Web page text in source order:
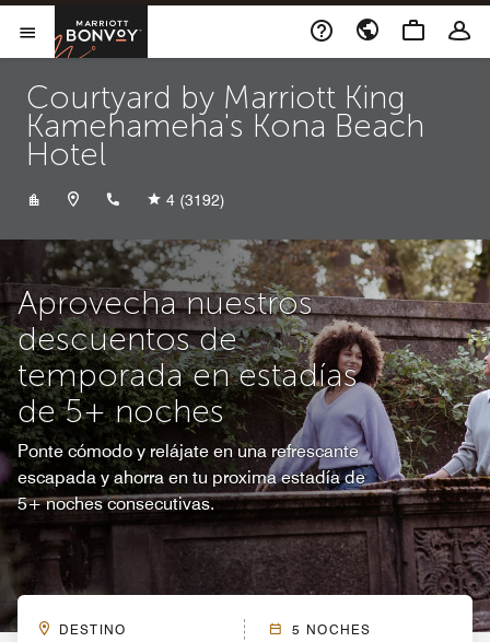
Skip to Content
Abrir el menú
Marriott Bonvoy
Courtyard by Marriott King
Kamehameha's Kona Beach
Hotel
+18083292911
4 (3192)
Aprovecha nuestros
descuentos de
temporada en estadías
de 5+ noches
Ponte cómodo y relájate en una refrescante
escapada y ahorra en tu proxima estadía de
5+ noches consecutivas.
DESTINO 5 NOCHES